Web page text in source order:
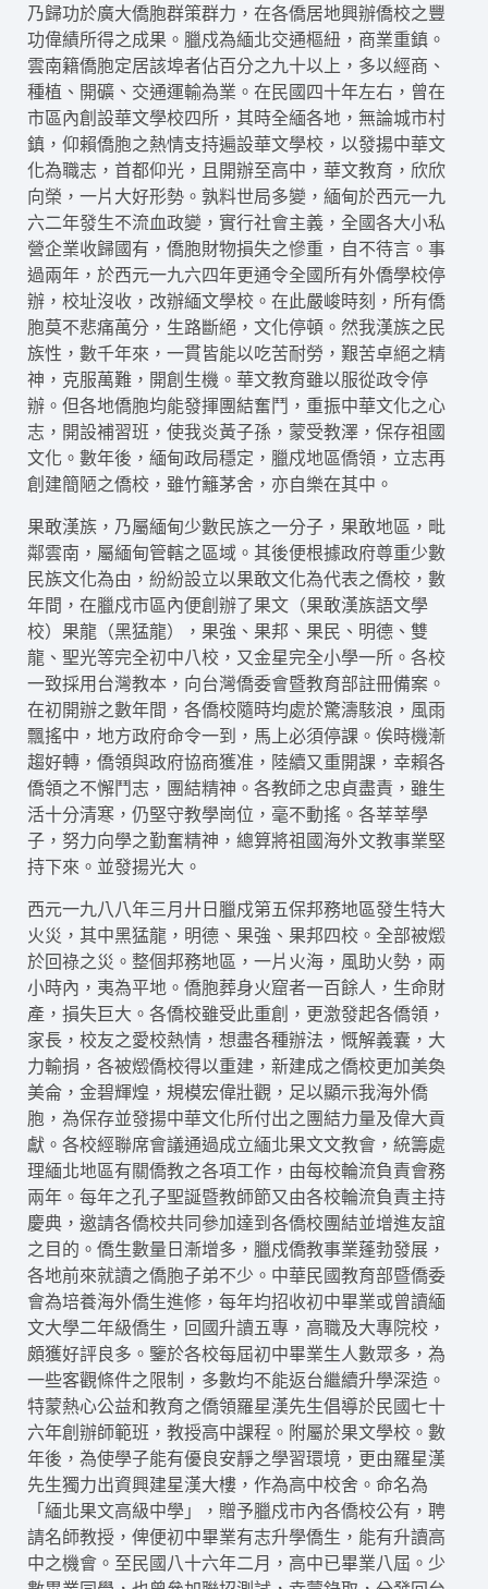
乃歸功於廣大僑胞群策群力，在各僑居地興辦僑校之豐
功偉績所得之成果。臘戍為緬北交通樞紐，商業重鎮。
雲南籍僑胞定居該埠者佔百分之九十以上，多以經商、
種植、開礦、交通運輸為業。在民國四十年左右，曾在
市區內創設華文學校四所，其時全緬各地，無論城市村
鎮，仰賴僑胞之熱情支持遍設華文學校，以發揚中華文
化為職志，首都仰光，且開辦至高中，華文教育，欣欣
向榮，一片大好形勢。孰料世局多變，緬甸於西元一九
六二年發生不流血政變，實行社會主義，全國各大小私
營企業收歸國有，僑胞財物損失之慘重，自不待言。事
過兩年，於西元一九六四年更通令全國所有外僑學校停
辦，校址沒收，改辦緬文學校。在此嚴峻時刻，所有僑
胞莫不悲痛萬分，生路斷絕，文化停頓。然我漢族之民
族性，數千年來，一貫皆能以吃苦耐勞，艱苦卓絕之精
神，克服萬難，開創生機。華文教育雖以服從政令停
辦。但各地僑胞均能發揮團結奮鬥，重振中華文化之心
志，開設補習班，使我炎黃子孫，蒙受教澤，保存祖國
文化。數年後，緬甸政局穩定，臘戍地區僑領，立志再
創建簡陋之僑校，雖竹籬茅舍，亦自樂在其中。
果敢漢族，乃屬緬甸少數民族之一分子，果敢地區，毗
鄰雲南，屬緬甸管轄之區域。其後便根據政府尊重少數
民族文化為由，紛紛設立以果敢文化為代表之僑校，數
年間，在臘戍市區內便創辦了果文（果敢漢族語文學
校）果龍（黑猛龍），果強、果邦、果民、明德、雙
龍、聖光等完全初中八校，又金星完全小學一所。各校
一致採用台灣教本，向台灣僑委會暨教育部註冊備案。
在初開辦之數年間，各僑校隨時均處於驚濤駭浪，風雨
飄搖中，地方政府命令一到，馬上必須停課。俟時機漸
趨好轉，僑領與政府協商獲准，陸續又重開課，幸賴各
僑領之不懈鬥志，團結精神。各教師之忠貞盡責，雖生
活十分清寒，仍堅守教學崗位，毫不動搖。各莘莘學
子，努力向學之勤奮精神，總算將祖國海外文教事業堅
持下來。並發揚光大。
西元一九八八年三月廾日臘戍第五保邦務地區發生特大
火災，其中黑猛龍，明德、果強、果邦四校。全部被燬
於回祿之災。整個邦務地區，一片火海，風助火勢，兩
小時內，夷為平地。僑胞葬身火窟者一百餘人，生命財
產，損失巨大。各僑校雖受此重創，更激發起各僑領，
家長，校友之愛校熱情，想盡各種辦法，慨解義囊，大
力輸捐，各被燬僑校得以重建，新建成之僑校更加美奐
美侖，金碧輝煌，規模宏偉壯觀，足以顯示我海外僑
胞，為保存並發揚中華文化所付出之團結力量及偉大貢
獻。各校經聯席會議通過成立緬北果文文教會，統籌處
理緬北地區有關僑教之各項工作，由每校輪流負責會務
兩年。每年之孔子聖誕暨教師節又由各校輪流負責主持
慶典，邀請各僑校共同參加達到各僑校團結並增進友誼
之目的。僑生數量日漸增多，臘戍僑教事業蓬勃發展，
各地前來就讀之僑胞子弟不少。中華民國教育部暨僑委
會為培養海外僑生進修，每年均招收初中畢業或曾讀緬
文大學二年級僑生，回國升讀五專，高職及大專院校，
頗獲好評良多。鑒於各校每屆初中畢業生人數眾多，為
一些客觀條件之限制，多數均不能返台繼續升學深造。
特蒙熱心公益和教育之僑領羅星漢先生倡導於民國七十
六年創辦師範班，教授高中課程。附屬於果文學校。數
年後，為使學子能有優良安靜之學習環境，更由羅星漢
先生獨力出資興建星漢大樓，作為高中校舍。命名為
「緬北果文高級中學」，贈予臘戍市內各僑校公有，聘
請名師教授，俾便初中畢業有志升學僑生，能有升讀高
中之機會。至民國八十六年二月，高中已畢業八屆。少